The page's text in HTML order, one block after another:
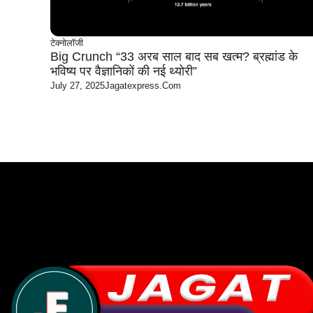
टेक्नोलॉजी
Big Crunch “33 अरब साल बाद सब खत्म? ब्रह्मांड के
भविष्य पर वैज्ञानिकों की नई थ्योरी”
July 27, 2025Jagatexpress.com